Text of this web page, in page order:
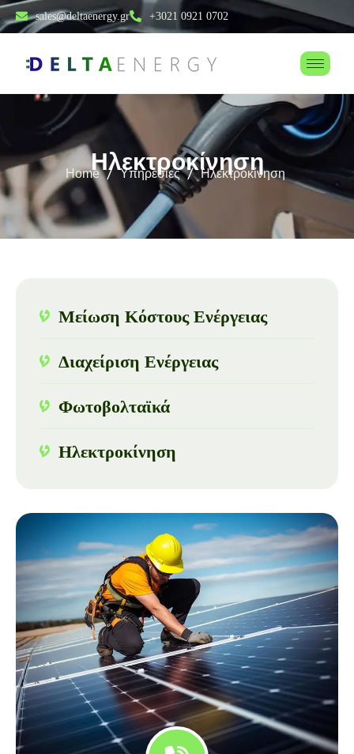
sales@deltaenergy.gr +3021 0921 0702
Ηλεκτροκίνηση
Home Υπηρεσίες Ηλεκτροκίνηση
Μείωση Κόστους Ενέργειας
Διαχείριση Ενέργειας
Φωτοβολταϊκά
Ηλεκτροκίνηση